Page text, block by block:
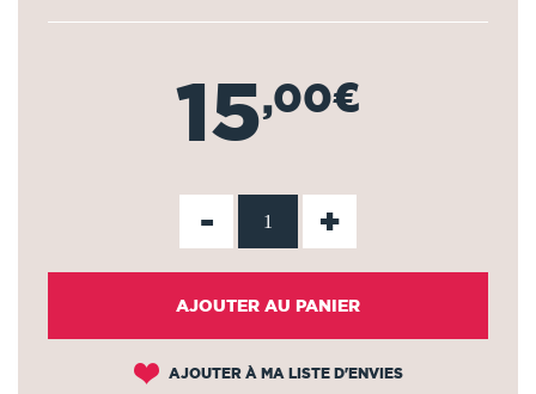
15,00€
- +
AJOUTER AU PANIER
AJOUTER À MA LISTE D'ENVIES